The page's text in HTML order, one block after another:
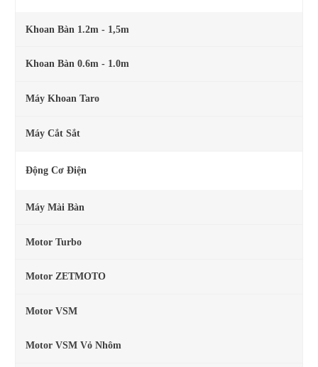
Khoan Bàn 1.2m - 1,5m
Khoan Bàn 0.6m - 1.0m
Máy Khoan Taro
Máy Cắt Sắt
Động Cơ Điện
Máy Mài Bàn
Motor Turbo
Motor ZETMOTO
Motor VSM
Motor VSM Vỏ Nhôm